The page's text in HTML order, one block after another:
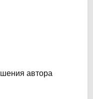
автора